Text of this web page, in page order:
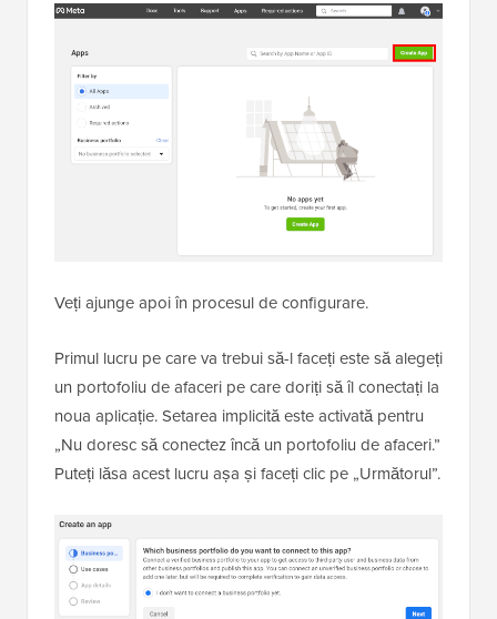
Veți ajunge apoi în procesul de configurare.
Primul lucru pe care va trebui să-l faceți este să alegeți
un portofoliu de afaceri pe care doriți să îl conectați la
noua aplicație. Setarea implicită este activată pentru
„Nu doresc să conectez încă un portofoliu de afaceri.”
Puteți lăsa acest lucru așa și faceți clic pe „Următorul”.